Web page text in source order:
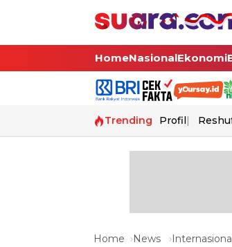
HomeNasionalEkonomi
Trending Profil
Home News